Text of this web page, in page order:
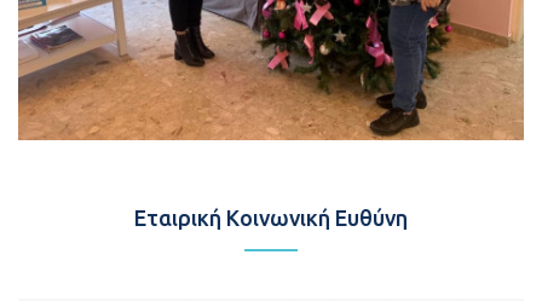
Εταιρική Κοινωνική Ευθύνη